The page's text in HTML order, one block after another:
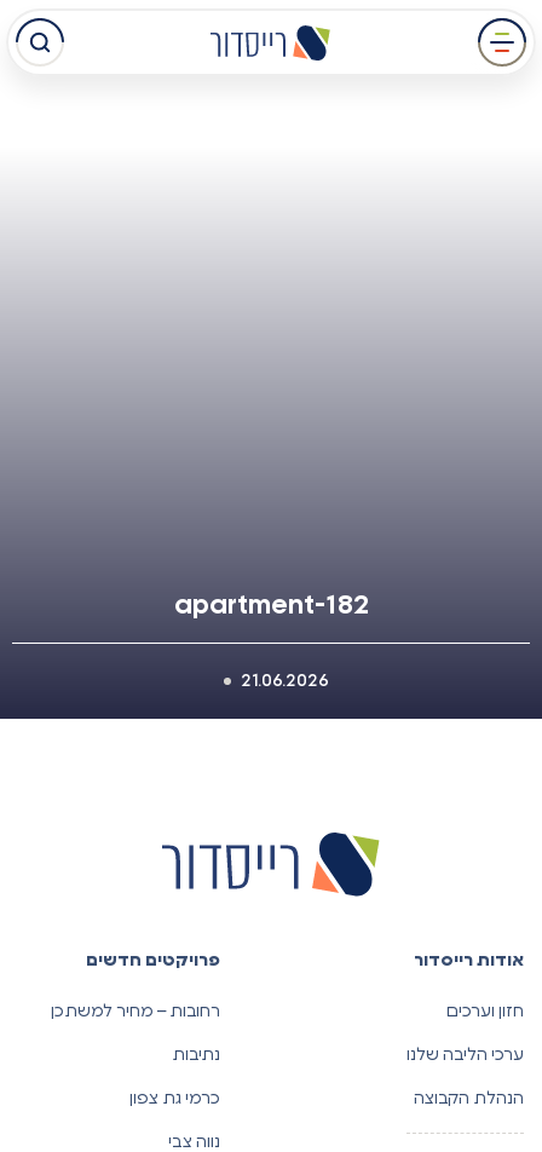
מעבר
לתוכן
apartment-182
21.06.2026
אודות רייסדור
חזון וערכים
ערכי הליבה שלנו
הנהלת הקבוצה
פרויקטים חדשים
רחובות – מחיר למשתכן
נתיבות
כרמי גת צפון
נווה צבי